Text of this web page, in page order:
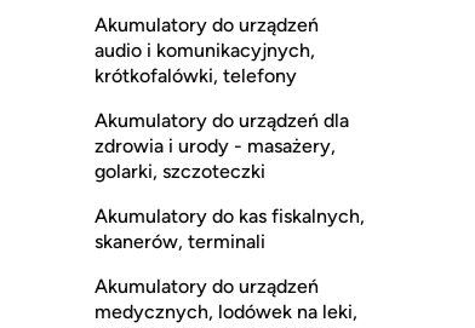
Akumulatory do urządzeń
audio i komunikacyjnych,
krótkofalówki, telefony
Akumulatory do urządzeń dla
zdrowia i urody - masażery,
golarki, szczoteczki
Akumulatory do kas fiskalnych,
skanerów, terminali
Akumulatory do urządzeń
medycznych, lodówek na leki,